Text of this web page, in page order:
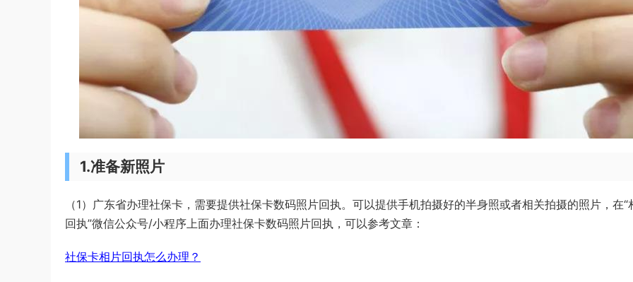
1.准备新照片
（1）广东省办理社保卡，需要提供社保卡数码照片回执。可以提供手机拍摄好的半身照或者相关拍摄的照片，在“
回执”微信公众号/小程序上面办理社保卡数码照片回执，可以参考文章：
社保卡相片回执怎么办理？